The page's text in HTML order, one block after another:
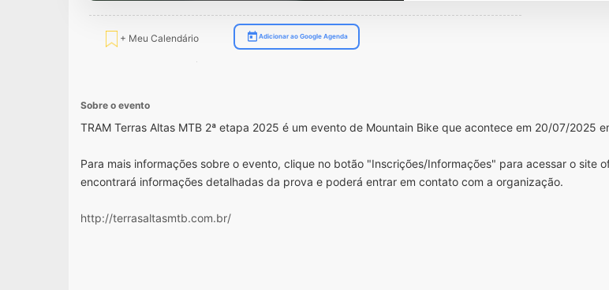
+ Meu Calendário Adicionar ao Google Agenda
Sobre o evento
TRAM Terras Altas MTB 2ª etapa 2025 é um evento de Mountain Bike que acontece em 20/07/2025
Para mais informações sobre o evento, clique no botão "Inscrições/Informações" para acessar o site
encontrará informações detalhadas da prova e poderá entrar em contato com a organização.
http://terrasaltasmtb.com.br/